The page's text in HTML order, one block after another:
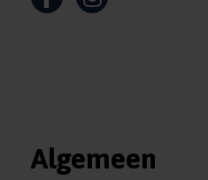
Algemeen